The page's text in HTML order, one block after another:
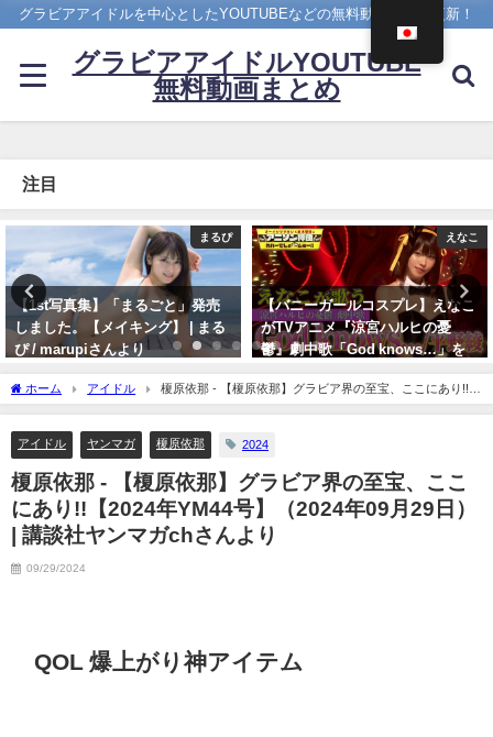
グラビアアイドルを中心としたYOUTUBEなどの無料動画を日々更新！
グラビアアイドルYOUTUBE
無料動画まとめ
注目
えなこ
【バニーガールコスプレ】えなこ
がTVアニメ『涼宮ハルヒの憂
鬱』劇中歌「God knows…」を
神カバー！！
4K UPSCALING CLUB
吉岡里帆(Riho Yoshioka)【4K】
（2022年10月19日） | 4K
UPSCALING CLUBさんより
ホーム アイドル
榎原依那 - 【榎原依那】グラビア界の至宝、ここにあり!!
【2024年YM44号】（2024年09月29日） | 講談社ヤンマガchさんより
アイドル ヤンマガ 榎原依那 2024
榎原依那 - 【榎原依那】グラビア界の至宝、ここ
にあり!!【2024年YM44号】（2024年09月29日）
| 講談社ヤンマガchさんより
09/29/2024
QOL 爆上がり神アイテム